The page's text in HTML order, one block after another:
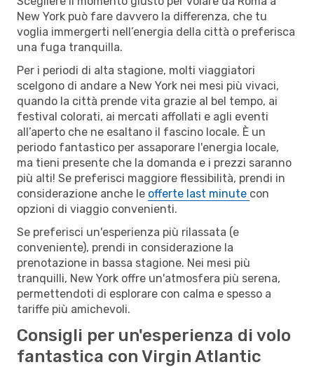
New York può fare davvero la differenza, che tu
voglia immergerti nell’energia della città o preferisca
una fuga tranquilla.
Per i periodi di alta stagione, molti viaggiatori
scelgono di andare a New York nei mesi più vivaci,
quando la città prende vita grazie al bel tempo, ai
festival colorati, ai mercati affollati e agli eventi
all’aperto che ne esaltano il fascino locale. È un
periodo fantastico per assaporare l'energia locale,
ma tieni presente che la domanda e i prezzi saranno
più alti! Se preferisci maggiore flessibilità, prendi in
considerazione anche le offerte last minute con
opzioni di viaggio convenienti.
Se preferisci un'esperienza più rilassata (e
conveniente), prendi in considerazione la
prenotazione in bassa stagione. Nei mesi più
tranquilli, New York offre un'atmosfera più serena,
permettendoti di esplorare con calma e spesso a
tariffe più amichevoli.
Consigli per un'esperienza di volo
fantastica con Virgin Atlantic